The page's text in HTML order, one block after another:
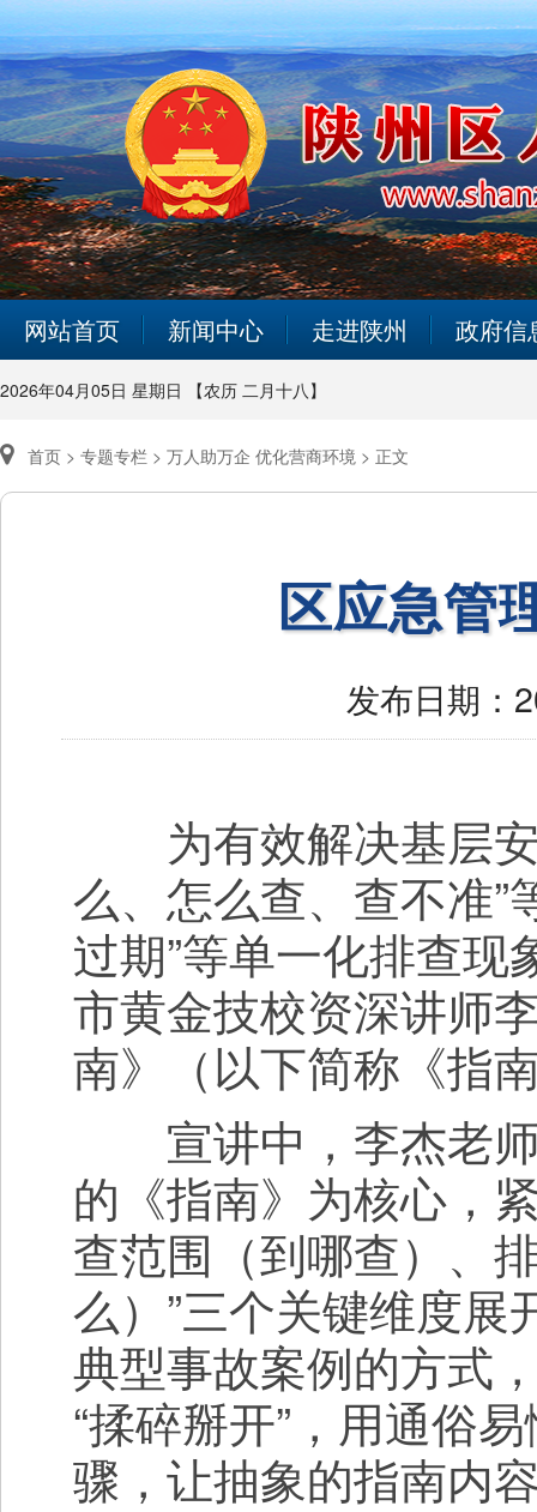
网站首页 新闻中心 走进陕州 政府信
2026年04月05日 星期日 【农历 二月十八】
首页 > 专题专栏 > 万人助万企 优化营商环境 > 正文
区应急管
发布日期：
为有效解决基层安
么、怎么查、查不准”
过期”等单一化排查
市黄金技校资深讲师
南》（以下简称《指
宣讲中，李杰老师
的《指南》为核心，
查范围（到哪查）、
么）”三个关键维度
典型事故案例的方式
“揉碎掰开”，用通俗
骤，让抽象的指南内